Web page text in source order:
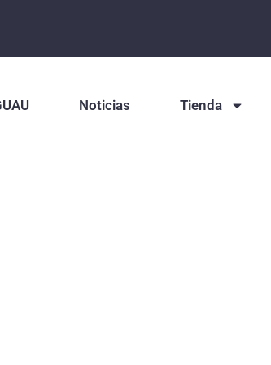
Noticias Tienda